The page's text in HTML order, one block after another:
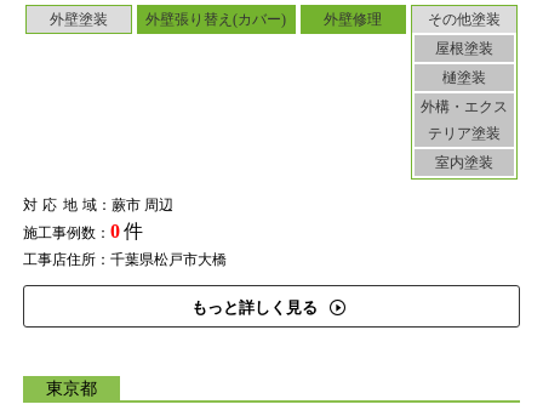
外壁塗装 外壁張り替え(カバー) 外壁修理
その他塗装
屋根塗装
樋塗装
外構・エクス
テリア塗装
室内塗装
対応地域：蕨市 周辺
施工事例数： 0件
工事店住所：千葉県松戸市大橋
もっと詳しく見る
東京都